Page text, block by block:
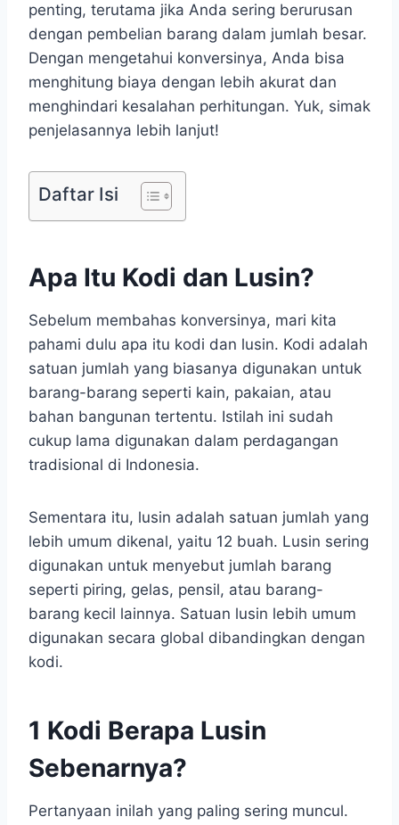
penting, terutama jika Anda sering berurusan
dengan pembelian barang dalam jumlah besar.
Dengan mengetahui konversinya, Anda bisa
menghitung biaya dengan lebih akurat dan
menghindari kesalahan perhitungan. Yuk, simak
penjelasannya lebih lanjut!
Daftar Isi
Apa Itu Kodi dan Lusin?
Sebelum membahas konversinya, mari kita
pahami dulu apa itu kodi dan lusin. Kodi adalah
satuan jumlah yang biasanya digunakan untuk
barang-barang seperti kain, pakaian, atau
bahan bangunan tertentu. Istilah ini sudah
cukup lama digunakan dalam perdagangan
tradisional di Indonesia.
Sementara itu, lusin adalah satuan jumlah yang
lebih umum dikenal, yaitu 12 buah. Lusin sering
digunakan untuk menyebut jumlah barang
seperti piring, gelas, pensil, atau barang-
barang kecil lainnya. Satuan lusin lebih umum
digunakan secara global dibandingkan dengan
kodi.
1 Kodi Berapa Lusin
Sebenarnya?
Pertanyaan inilah yang paling sering muncul.